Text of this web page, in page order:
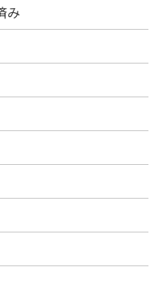
み
売り土地
物件を売る